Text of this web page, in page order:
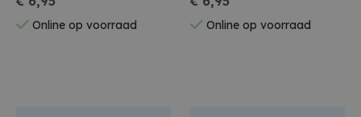
Online op voorraad Online op voorraad